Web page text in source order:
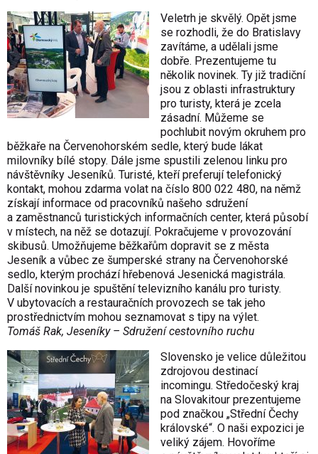
Veletrh je skvělý. Opět jsme
se rozhodli, že do Bratislavy
zavítáme, a udělali jsme
dobře. Prezentujeme tu
několik novinek. Ty již tradiční
jsou z oblasti infrastruktury
pro turisty, která je zcela
zásadní. Můžeme se
pochlubit novým okruhem pro
běžkaře na Červenohorském sedle, který bude lákat
milovníky bílé stopy. Dále jsme spustili zelenou linku pro
návštěvníky Jeseníků. Turisté, kteří preferují telefonický
kontakt, mohou zdarma volat na číslo 800 022 480, na němž
získají informace od pracovníků našeho sdružení
a zaměstnanců turistických informačních center, která působí
v místech, na něž se dotazují. Pokračujeme v provozování
skibusů. Umožňujeme běžkařům dopravit se z města
Jeseník a vůbec ze šumperské strany na Červenohorské
sedlo, kterým prochází hřebenová Jesenická magistrála.
Další novinkou je spuštění televizního kanálu pro turisty.
V ubytovacích a restauračních provozech se tak jeho
prostřednictvím mohou seznamovat s tipy na výlet.
Tomáš Rak, Jeseníky – Sdružení cestovního ruchu
Slovensko je velice důležitou
zdrojovou destinací
incomingu. Středočeský kraj
na Slovakitour prezentujeme
pod značkou „Střední Čechy
královské“. O naši expozici je
veliký zájem. Hovoříme